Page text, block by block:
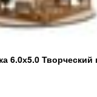
6.0х5.0